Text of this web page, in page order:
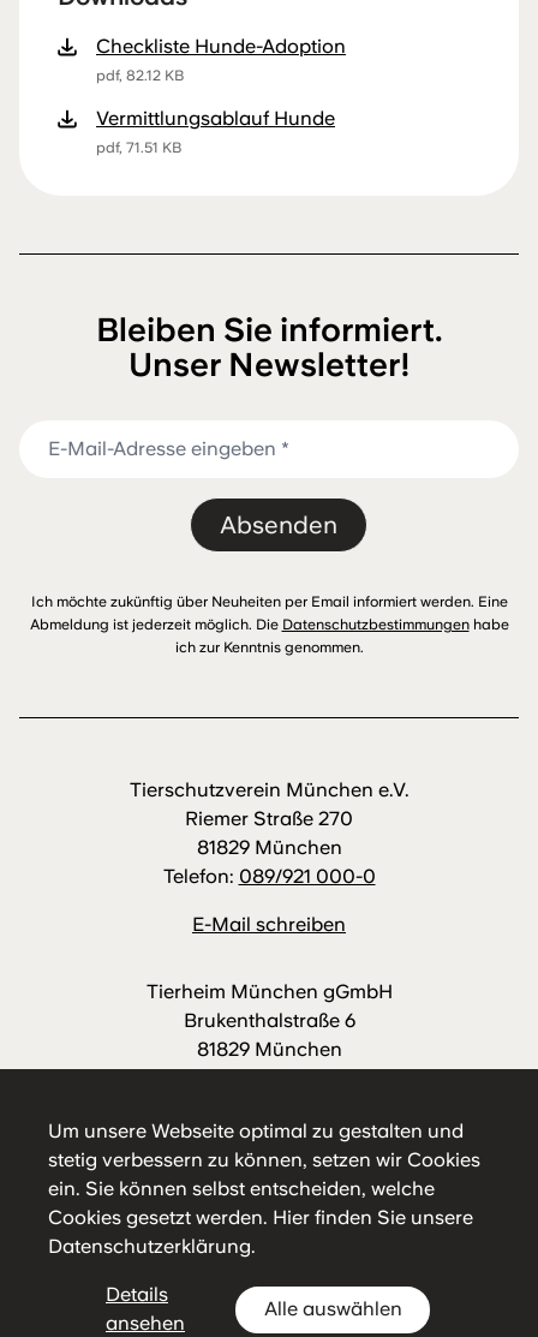
Um unsere Webseite optimal zu gestalten und
stetig verbessern zu können, setzen wir Cookies
ein. Sie können selbst entscheiden, welche
Cookies gesetzt werden. Hier finden Sie unsere
Datenschutzerklärung.
Details
ansehen
Alle auswählen
Checkliste Hunde-Adoption
pdf, 82.12 KB
Vermittlungsablauf Hunde
pdf, 71.51 KB
Tierschutzverein München e.V.
Riemer Straße 270
81829 München
Telefon: 089/921 000-0
E-Mail schreiben
Tierheim München gGmbH
Brukenthalstraße 6
81829 München
E-Mail schreiben
Bleiben Sie informiert.
Unser Newsletter!
Absenden
Ich möchte zukünftig über Neuheiten per Email informiert werden. Eine
Abmeldung ist jederzeit möglich. Die Datenschutzbestimmungenhabe
ich zur Kenntnis genommen.
Impressum Datenschutz Hausordnung